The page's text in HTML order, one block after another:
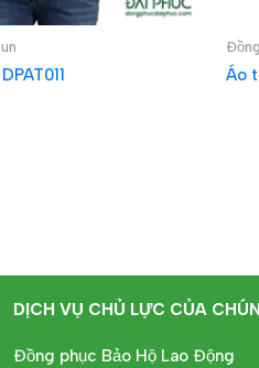
Áo
DỊCH VỤ CHỦ LỰC CỦA
Đồng phục Bảo Hộ Lao Động